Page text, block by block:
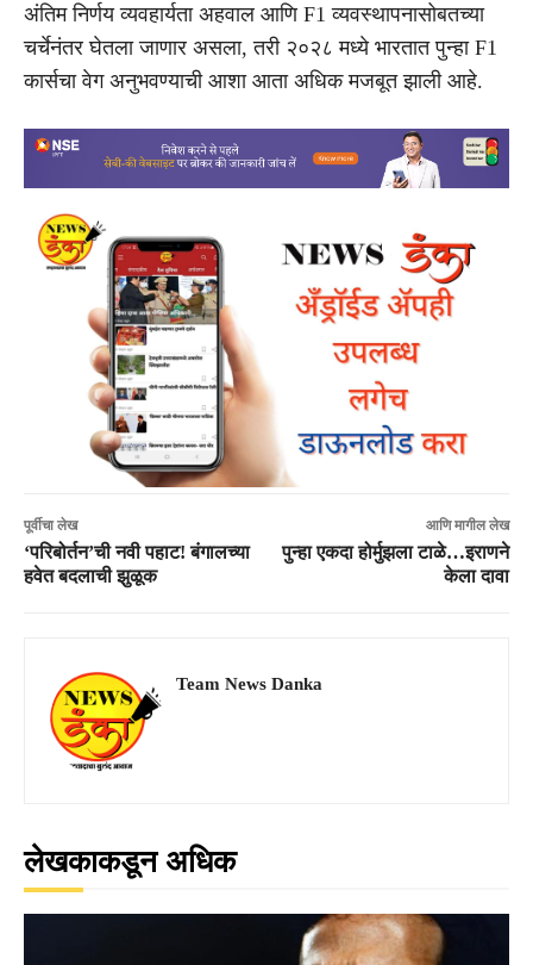
अंतिम निर्णय व्यवहार्यता अहवाल आणि F1 व्यवस्थापनासोबतच्या
चर्चेनंतर घेतला जाणार असला, तरी २०२८ मध्ये भारतात पुन्हा F1
कार्सचा वेग अनुभवण्याची आशा आता अधिक मजबूत झाली आहे.
पूर्वीचा लेख
‘परिबोर्तन’ची नवी पहाट! बंगालच्या
हवेत बदलाची झुळूक
आणि मागील लेख
पुन्हा एकदा होर्मुझला टाळे…इराणने
केला दावा
Team News Danka
लेखकाकडून अधिक